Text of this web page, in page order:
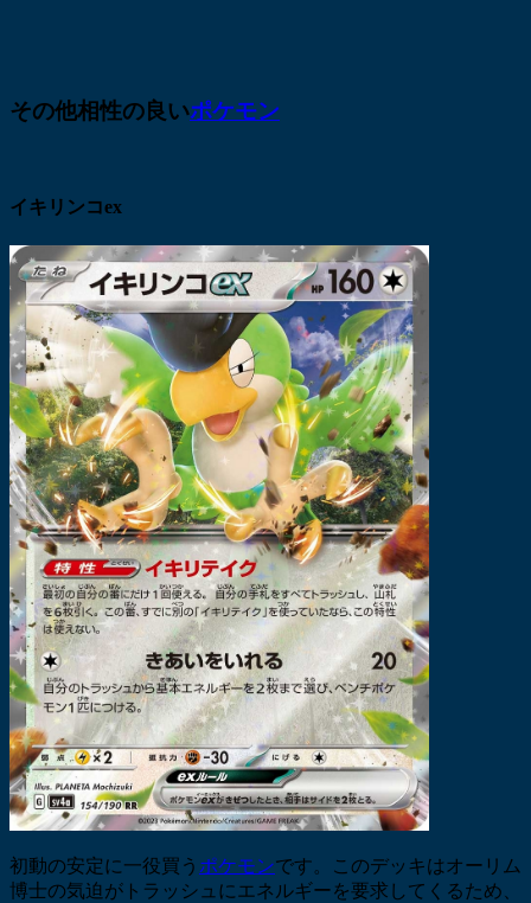
その他相性の良いポケモン
イキリンコex
初動の安定に一役買う ポケモンです。このデッキはオーリム
博士の気迫がトラッシュにエネルギーを要求してくるため、